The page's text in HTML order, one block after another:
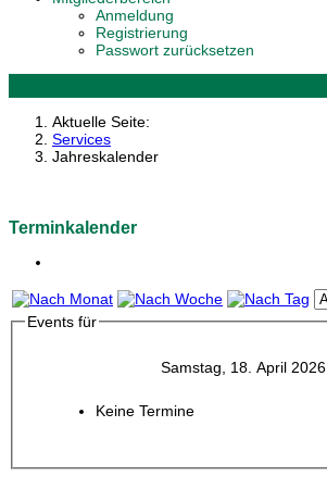
Anmeldung
Registrierung
Passwort zurücksetzen
Aktuelle Seite:
Services
Jahreskalender
Terminkalender
Events für
Samstag, 18. April 2026
Keine Termine